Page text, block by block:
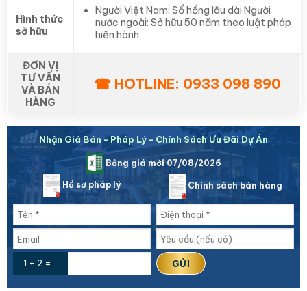
Hình thức
sở hữu
Người Việt Nam: Sổ hồng lâu dài Người
nước ngoài: Sở hữu 50 năm theo luật pháp
hiện hành
ĐƠN VỊ
TƯ VẤN
VÀ BÁN
HÀNG
☎ HOTLINE: 0933 098 890
Nhận Giá Bán - Pháp Lý - Chính Sách Ưu Đãi Dự Án
Bảng giá mới 07/08/2026
Hồ sơ pháp lý Chính sách bán hàng
1 + 2 =